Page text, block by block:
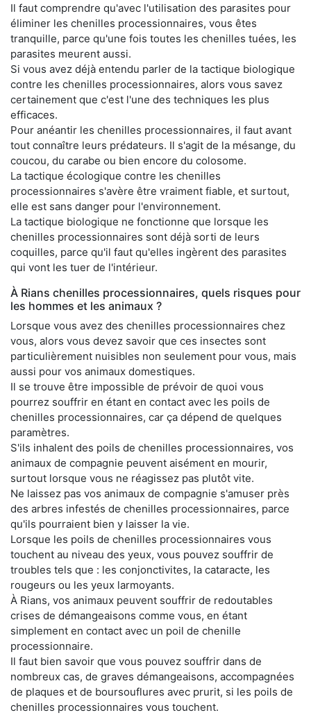
Il faut comprendre qu'avec l'utilisation des parasites pour
éliminer les chenilles processionnaires, vous êtes
tranquille, parce qu'une fois toutes les chenilles tuées, les
parasites meurent aussi.
Si vous avez déjà entendu parler de la tactique biologique
contre les chenilles processionnaires, alors vous savez
certainement que c'est l'une des techniques les plus
efficaces.
Pour anéantir les chenilles processionnaires, il faut avant
tout connaître leurs prédateurs. Il s'agit de la mésange, du
coucou, du carabe ou bien encore du colosome.
La tactique écologique contre les chenilles
processionnaires s'avère être vraiment fiable, et surtout,
elle est sans danger pour l'environnement.
La tactique biologique ne fonctionne que lorsque les
chenilles processionnaires sont déjà sorti de leurs
coquilles, parce qu'il faut qu'elles ingèrent des parasites
qui vont les tuer de l'intérieur.
À Rians chenilles processionnaires, quels risques pour
les hommes et les animaux ?
Lorsque vous avez des chenilles processionnaires chez
vous, alors vous devez savoir que ces insectes sont
particulièrement nuisibles non seulement pour vous, mais
aussi pour vos animaux domestiques.
Il se trouve être impossible de prévoir de quoi vous
pourrez souffrir en étant en contact avec les poils de
chenilles processionnaires, car ça dépend de quelques
paramètres.
S'ils inhalent des poils de chenilles processionnaires, vos
animaux de compagnie peuvent aisément en mourir,
surtout lorsque vous ne réagissez pas plutôt vite.
Ne laissez pas vos animaux de compagnie s'amuser près
des arbres infestés de chenilles processionnaires, parce
qu'ils pourraient bien y laisser la vie.
Lorsque les poils de chenilles processionnaires vous
touchent au niveau des yeux, vous pouvez souffrir de
troubles tels que : les conjonctivites, la cataracte, les
rougeurs ou les yeux larmoyants.
À Rians, vos animaux peuvent souffrir de redoutables
crises de démangeaisons comme vous, en étant
simplement en contact avec un poil de chenille
processionnaire.
Il faut bien savoir que vous pouvez souffrir dans de
nombreux cas, de graves démangeaisons, accompagnées
de plaques et de boursouflures avec prurit, si les poils de
chenilles processionnaires vous touchent.